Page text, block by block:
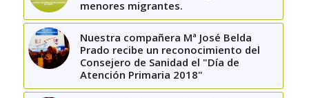
menores migrantes.
Nuestra compañera Mª José Belda
Prado recibe un reconocimiento del
Consejero de Sanidad el "Día de
Atención Primaria 2018"